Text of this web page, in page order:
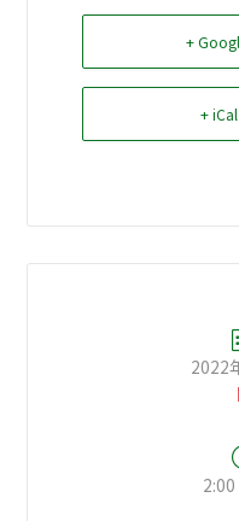
+
+
2022